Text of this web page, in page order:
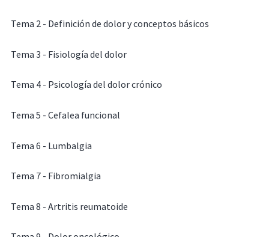
Tema 2 - Definición de dolor y conceptos básicos
Tema 3 - Fisiología del dolor
Tema 4 - Psicología del dolor crónico
Tema 5 - Cefalea funcional
Tema 6 - Lumbalgia
Tema 7 - Fibromialgia
Tema 8 - Artritis reumatoide